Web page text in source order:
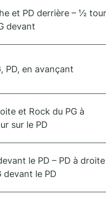
et PD derrière – ½ tour
devant
PD, en avançant
et Rock du PG à
sur le PD
le PD – PD à droite
devant le PD